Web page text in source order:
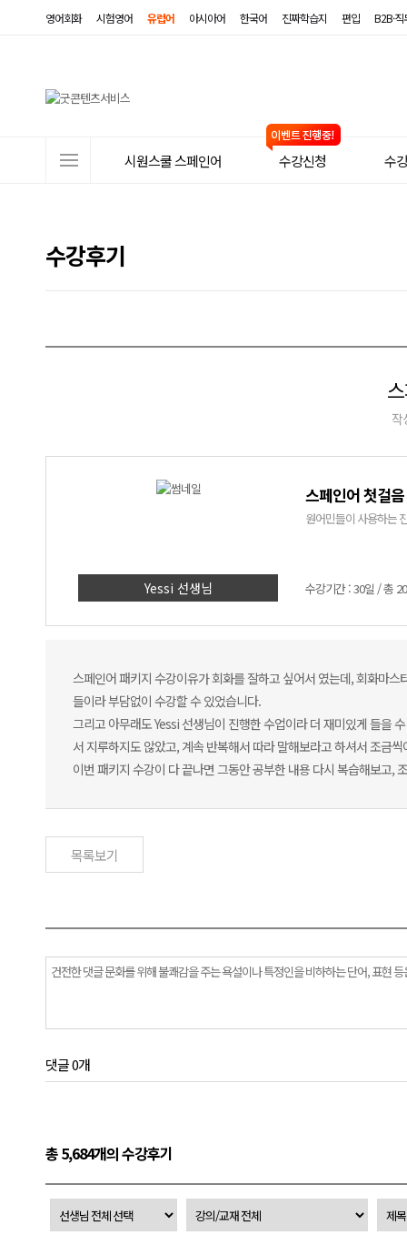
영어회화 시험영어 유럽어 아시아어 한국어 진짜학습지 편입 B2B·
뉴
시원스쿨 스페인어 수강신청 수
수강후기
작
Yessi 선생님
스페인어 첫걸
원어민들이 사용하는
수강기간 : 30일 / 총
스페인어 패키지 수강이유가 회화를 잘하고 싶어서 였는데, 회화마
들이라 부담없이 수강할 수 있었습니다.
그리고 아무래도 Yessi 선생님이 진행한 수업이라 더 재미있게 들을
서 지루하지도 않았고, 계속 반복해서 따라 말해보라고 하셔서 조금
이번 패키지 수강이 다 끝나면 그동안 공부한 내용 다시 복습해보고,
목록보기
댓글 0개
총 5,684개의 수강후기